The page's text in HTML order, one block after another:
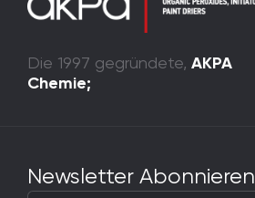
Die 1997 gegründete, AKPA
Chemie;
Newsletter Abonnieren